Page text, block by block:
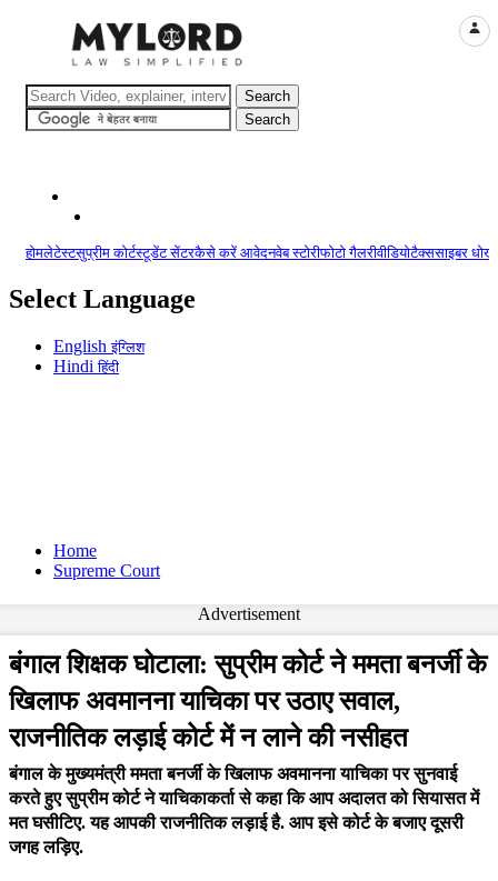
होमलेटेस्टसुप्रीम कोर्टस्टूडेंट सेंटरकैसे करें आवेदनवेब स्टोरीफोटो गैलरीवीडियोटैक्ससाइबर
Select Language
Englishइंग्लिश
Hindiहिंदी
Home
Supreme Court
Advertisement
बंगाल शिक्षक घोटाला: सुप्रीम कोर्ट ने ममता बनर्जी के
खिलाफ अवमानना याचिका पर उठाए सवाल,
राजनीतिक लड़ाई कोर्ट में न लाने की नसीहत
बंगाल के मुख्यमंत्री ममता बनर्जी के खिलाफ अवमानना याचिका पर सुनवाई
करते हुए सुप्रीम कोर्ट ने याचिकाकर्ता से कहा कि आप अदालत को सियासत में
मत घसीटिए. यह आपकी राजनीतिक लड़ाई है. आप इसे कोर्ट के बजाए दूसरी
जगह लड़िए.